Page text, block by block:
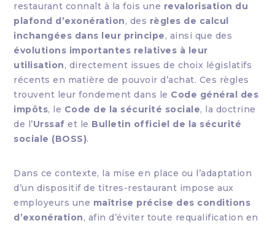
restaurant connaît à la fois une revalorisation du
plafond d’exonération, des règles de calcul
inchangées dans leur principe, ainsi que des
évolutions importantes relatives à leur
utilisation, directement issues de choix législatifs
récents en matière de pouvoir d’achat. Ces règles
trouvent leur fondement dans le Code général des
impôts, le Code de la sécurité sociale, la doctrine
de l’Urssaf et le Bulletin officiel de la sécurité
sociale (BOSS).
Dans ce contexte, la mise en place ou l’adaptation
d’un dispositif de titres-restaurant impose aux
employeurs une maîtrise précise des conditions
d’exonération, afin d’éviter toute requalification en